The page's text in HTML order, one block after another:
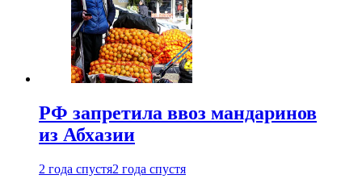
РФ запретила ввоз мандаринов
из Абхазии
2 года спустя2 года спустя